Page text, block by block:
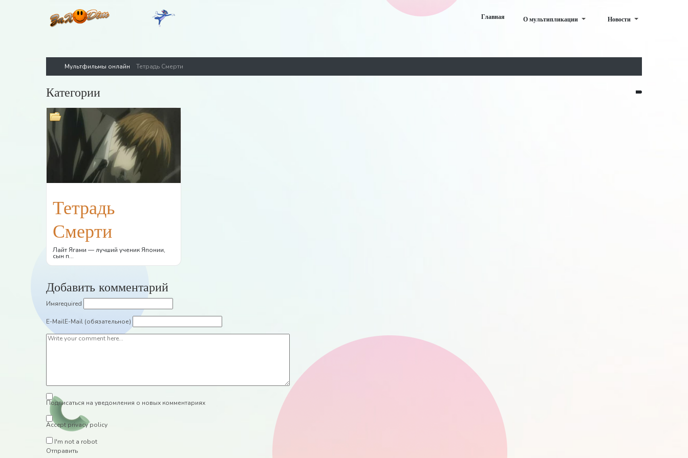
Главная О мультипликации Новости
Мультфильмы онлайн Тетрадь Смерти
Категории
Тетрадь
Смерти
Лайт Ягами — лучший ученик Японии,
сын п...
Добавить комментарий
Имяrequired
E-MailE-Mail (обязательное)
Подписаться на уведомления о новых комментариях
Accept privacy policy
I'm not a robot
Отправить